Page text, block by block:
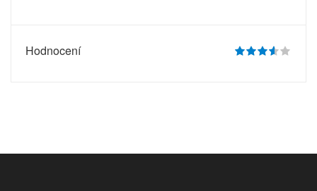
Hodnocení